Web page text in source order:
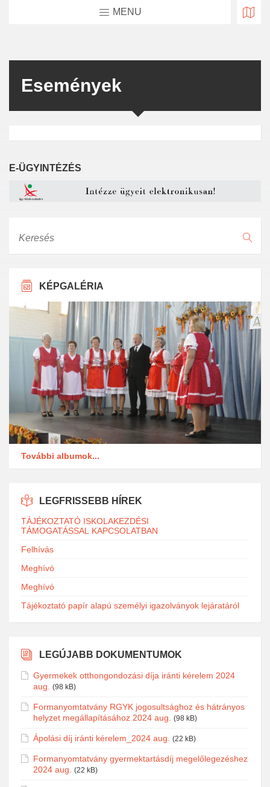
MENU
Események
E-ÜGYINTÉZÉS
KÉPGALÉRIA
További albumok...
LEGFRISSEBB HÍREK
TÁJÉKOZTATÓ ISKOLAKEZDÉSI
TÁMOGATÁSSAL KAPCSOLATBAN
Felhívás
Meghívó
Meghívó
Tájékoztató papír alapú személyi igazolványok lejáratáról
LEGÚJABB DOKUMENTUMOK
Gyermekek otthongondozási díja iránti kérelem 2024
aug.
(98 kB)
Formanyomtatvány RGYK jogosultsághoz és hátrányos
helyzet megállapításához 2024 aug.
(98 kB)
Ápolási díj iránti kérelem_2024 aug. (22 kB)
Formanyomtatvány gyermektartásdíj megelőlegezéshez
2024 aug.
(22 kB)